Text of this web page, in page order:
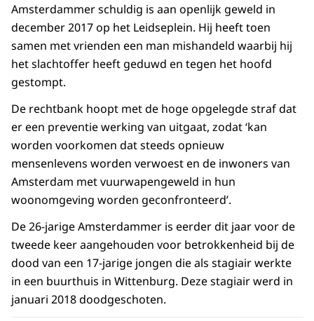
Amsterdammer schuldig is aan openlijk geweld in
december 2017 op het Leidseplein. Hij heeft toen
samen met vrienden een man mishandeld waarbij hij
het slachtoffer heeft geduwd en tegen het hoofd
gestompt.
De rechtbank hoopt met de hoge opgelegde straf dat
er een preventie werking van uitgaat, zodat ‘kan
worden voorkomen dat steeds opnieuw
mensenlevens worden verwoest en de inwoners van
Amsterdam met vuurwapengeweld in hun
woonomgeving worden geconfronteerd’.
De 26-jarige Amsterdammer is eerder dit jaar voor de
tweede keer aangehouden voor betrokkenheid bij de
dood van een 17-jarige jongen die als stagiair werkte
in een buurthuis in Wittenburg. Deze stagiair werd in
januari 2018 doodgeschoten.